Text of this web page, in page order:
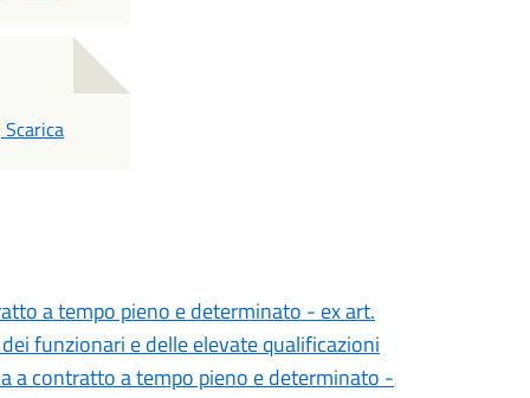
PDF
Scarica
a tempo pieno e determinato - ex art.
funzionari e delle elevate qualificazioni
a contratto a tempo pieno e determinato -